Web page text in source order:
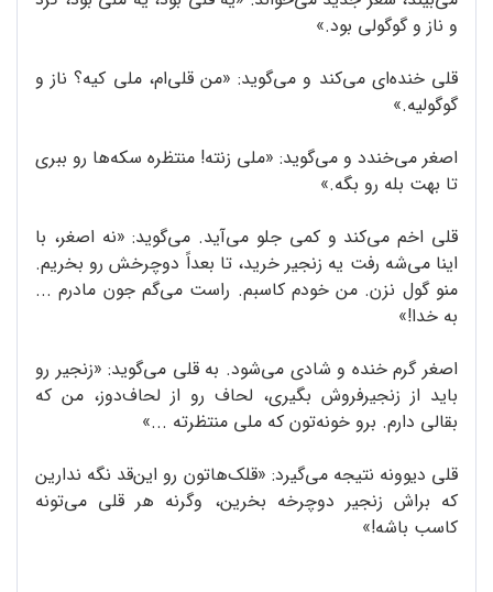
و ناز و گوگولی بود.»
قلی خنده‌ای می‌کند و می‌گوید: «من قلی‌ام، ملی کیه؟ ناز و
گوگولیه.»
اصغر می‌خندد و می‌گوید: «ملی زنته! منتظره سکه‌ها رو ببری
تا بهت بله رو بگه.»
قلی اخم می‌کند و کمی جلو می‌آید. می‌گوید: «نه اصغر، با
اینا می‌شه رفت یه زنجیر خرید، تا بعداً دوچرخش رو بخریم.
منو گول نزن. من خودم کاسبم. راست می‌گم جون مادرم ...
به خدا!»
اصغر گرم خنده و شادی می‌شود. به قلی می‌گوید: «زنجیر رو
باید از زنجیرفروش بگیری، لحاف رو از لحاف‌دوز، من که
بقالی دارم. برو خونه‌تون که ملی منتظرته ...»
قلی دیوونه نتیجه می‌گیرد: «قلک‌هاتون رو این‌قد نگه ندارین
که براش زنجیر دوچرخه بخرین، وگرنه هر قلی می‌تونه
کاسب باشه!»